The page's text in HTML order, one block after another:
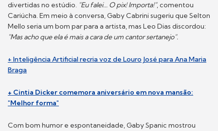
divertidas no estúdio. "Eu falei... O pix! Importa!", comentou
Cariúcha. Em meio à conversa, Gaby Cabrini sugeriu que Selton
Mello seria um bom par para a artista, mas Leo Dias discordou:
"Mas acho que ela é mais a cara de um cantor sertanejo".
+ Inteligência Artificial recria voz de Louro José para Ana Maria
Braga
+ Cintia Dicker comemora aniversário em nova mansão:
"Melhor forma"
Com bom humor e espontaneidade, Gaby Spanic mostrou